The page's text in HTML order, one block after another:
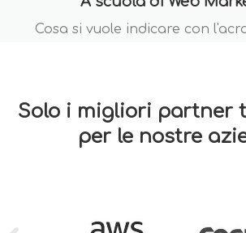
Cosa si vuole indicare con
Solo i migliori partner
per le nostre